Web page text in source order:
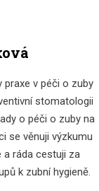
v péči o zuby
stomatologii
o péči o zuby na
se věnuji výzkumu
a ráda cestuji za
k zubní hygieně.